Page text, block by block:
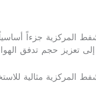
المركزية جزءاً
تعزيز حجم تدفق
المركزية مثالية